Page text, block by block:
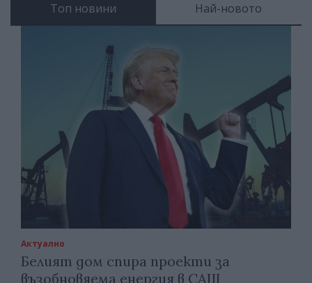
Топ новини Най-новото
Актуално
Белият дом спира проекти за
възобновяема енергия в САЩ